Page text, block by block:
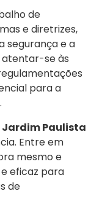
de
e diretrizes,
segurança e a
atentar-se às
para a
Jardim Paulista
Entre em
mesmo e
eficaz para
de